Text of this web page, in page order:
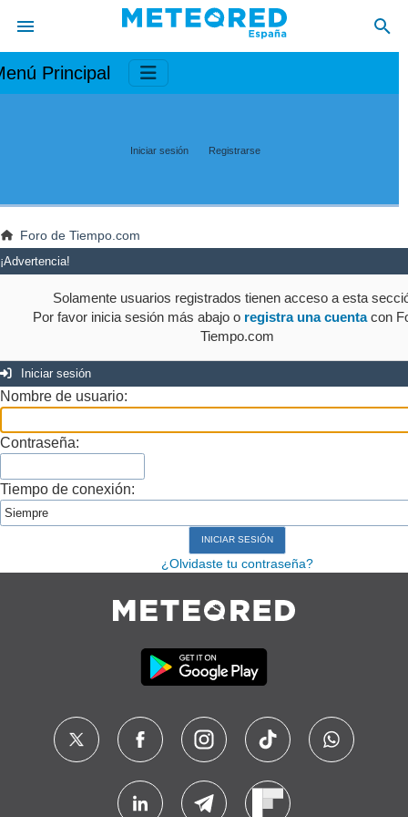
Principal
Iniciar sesión Registrarse
Foro de Tiempo.com
¡Advertencia!
Solamente usuarios registrados tienen acceso a esta
Por favor inicia sesión más abajo o registra una cuentacon
Tiempo.com
Iniciar sesión
Nombre de usuario:
Contraseña:
Tiempo de conexión:
¿Olvidaste tu contraseña?